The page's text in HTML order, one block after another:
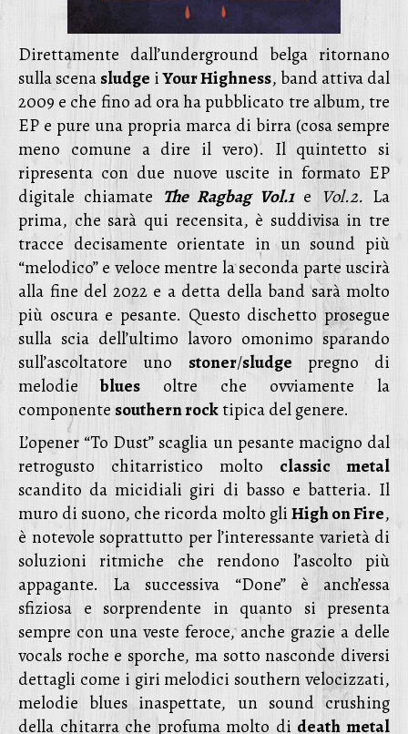
Direttamente dall’underground belga ritornano
sulla scenasludge iYour Highness, band attiva dal
2009 e che fino ad ora ha pubblicato tre album, tre
EP e pure una propria marca di birra (cosa sempre
meno comune a dire il vero). Il quintetto si
ripresenta con due nuove uscite in formato EP
digitale chiamate The Ragbag Vol.1e Vol.2. La
prima, che sarà qui recensita, è suddivisa in tre
tracce decisamente orientate in un sound più
“melodico” e veloce mentre la seconda parte uscirà
alla fine del 2022 e a detta della band sarà molto
più oscura e pesante. Questo dischetto prosegue
sulla scia dell’ultimo lavoro omonimo sparando
sull’ascoltatore uno stoner/sludge pregno di
melodie blues oltre che ovviamente la
componentesouthern rocktipica del genere.
L’opener “To Dust” scaglia un pesante macigno dal
retrogusto chitarristico molto classic metal
scandito da micidiali giri di basso e batteria. Il
muro di suono, che ricorda molto gliHigh on Fire,
è notevole soprattutto per l’interessante varietà di
soluzioni ritmiche che rendono l’ascolto più
appagante. La successiva “Done” è anch’essa
sfiziosa e sorprendente in quanto si presenta
sempre con una veste feroce, anche grazie a delle
vocals roche e sporche, ma sotto nasconde diversi
dettagli come i giri melodici southern velocizzati,
melodie blues inaspettate, un sound crushing
della chitarra che profuma molto di death metal